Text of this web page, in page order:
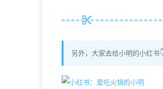
另外，大家去给小明的小红书